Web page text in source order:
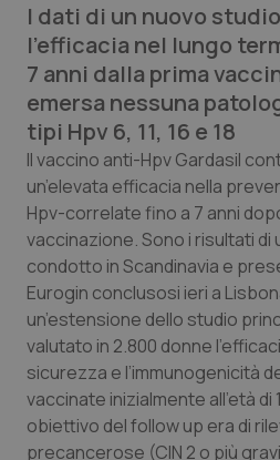
Scienza e Farmaci
Studi e Analisi
Lettere al direttore
Edizioni Regionali
QS Pro
Professionisti Sanitari.AI
Abruzzo
Basilicata
QS Pro Gold
Artrite & artrosi
QS Club Newsletter
I dati di un nuovo
l’efficacia nel lungo
7 anni dalla prima
emersa nessuna
tipi Hpv 6, 11, 16 e 18
Il vaccino anti-Hpv Gardasil
un’elevata efficacia nella
Hpv-correlate fino a 7 anni
vaccinazione. Sono i risultati di
condotto in Scandinavia e
Eurogin conclusosi ieri a
un’estensione dello studio
valutato in 2.800 donne
sicurezza e l’immunogenicità
vaccinate inizialmente all’età di
obiettivo del follow up era di
precancerose (CIN 2 o più